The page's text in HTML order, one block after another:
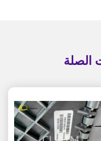
الصلة